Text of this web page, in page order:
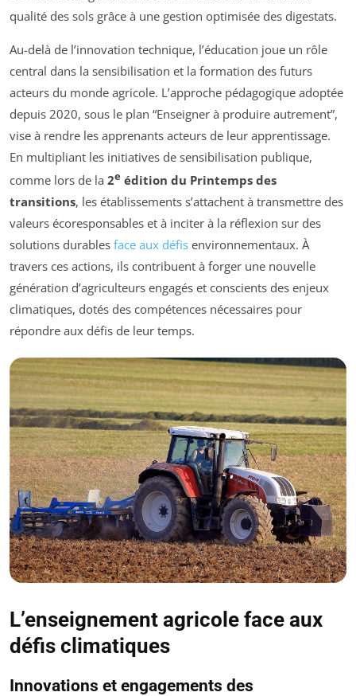
qualité des sols grâce à une gestion optimisée des digestats.
Au-delà de l’innovation technique, l’éducation joue un rôle
central dans la sensibilisation et la formation des futurs
acteurs du monde agricole. L’approche pédagogique adoptée
depuis 2020, sous le plan “Enseigner à produire autrement”,
vise à rendre les apprenants acteurs de leur apprentissage.
En multipliant les initiatives de sensibilisation publique,
comme lors de la 2e édition du Printemps des
transitions, les établissements s’attachent à transmettre des
valeurs écoresponsables et à inciter à la réflexion sur des
solutions durables face aux défis environnementaux. À
travers ces actions, ils contribuent à forger une nouvelle
génération d’agriculteurs engagés et conscients des enjeux
climatiques, dotés des compétences nécessaires pour
répondre aux défis de leur temps.
L’enseignement agricole face aux
défis climatiques
Innovations et engagements des